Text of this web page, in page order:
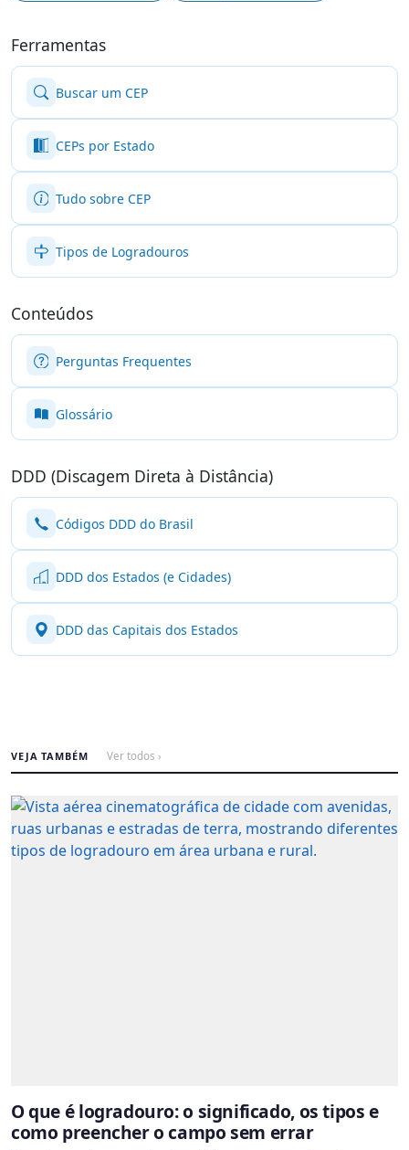
Ferramentas
Buscar um CEP
CEPs por Estado
Tudo sobre CEP
Tipos de Logradouros
Conteúdos
Perguntas Frequentes
Glossário
DDD (Discagem Direta à Distância)
Códigos DDD do Brasil
DDD dos Estados (e Cidades)
DDD das Capitais dos Estados
VEJA TAMBÉM Ver todos ›
O que é logradouro: o significado, os tipos e
como preencher o campo sem errar